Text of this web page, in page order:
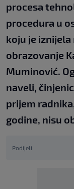
procesa
procedura u
koju je
obrazovanje
Muminović.
naveli,
prijem
godine, nisu
Podijeli